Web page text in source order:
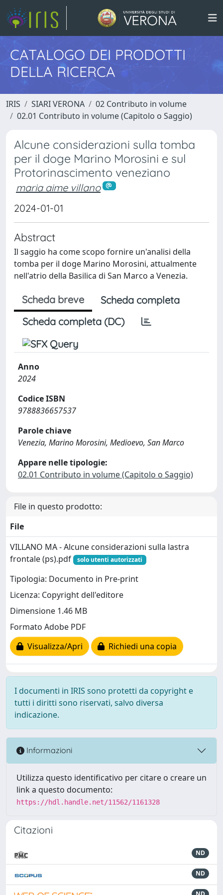
CATALOGO DEI PRODOTTI
DELLA RICERCA
IRIS SIARI VERONA
02 Contributo in volume
02.01 Contributo in volume (Capitolo o Saggio)
Alcune considerazioni sulla tomba
per il doge Marino Morosini e sul
Protorinascimento veneziano
maria aime villano
2024-01-01
Abstract
Il saggio ha come scopo fornire un'analisi della
tomba per il doge Marino Morosini, attualmente
nell'atrio della Basilica di San Marco a Venezia.
Scheda breve
Scheda completa
Scheda completa (DC)
Anno
2024
Codice ISBN
9788836657537
Parole chiave
Venezia, Marino Morosini, Medioevo, San Marco
Appare nelle tipologie:
02.01 Contributo in volume (Capitolo o Saggio)
File in questo prodotto:
File
VILLANO MA - Alcune considerazioni sulla lastra
frontale (ps).pdf
solo utenti autorizzati
Tipologia: Documento in Pre-print
Licenza: Copyright dell'editore
Dimensione 1.46 MB
Formato Adobe PDF
Visualizza/Apri
Richiedi una copia
I documenti in IRIS sono protetti da copyright e
tutti i diritti sono riservati, salvo diversa
indicazione.
Informazioni
Utilizza questo identificativo per citare o creare un
link a questo documento:
https://hdl.handle.net/11562/1161328
Citazioni
ND
ND